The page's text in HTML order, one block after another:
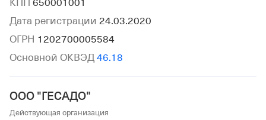
КПП 650001001
Дата регистрации 24.03.2020
ОГРН 1202700005584
Основной ОКВЭД 46.18
ООО "ГЕСАДО"
Действующая организация